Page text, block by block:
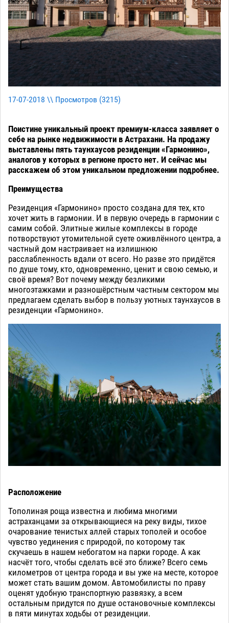
17-07-2018 \\ Просмотров (3215)
Поистине уникальный проект премиум-класса заявляет о
себе на рынке недвижимости в Астрахани. На продажу
выставлены пять таунхаусов резиденции «Гармонино»,
аналогов у которых в регионе просто нет. И сейчас мы
расскажем об этом уникальном предложении подробнее.
Преимущества
Резиденция «Гармонино» просто создана для тех, кто
хочет жить в гармонии. И в первую очередь в гармонии с
самим собой. Элитные жилые комплексы в городе
потворствуют утомительной суете оживлённого центра, а
частный дом настраивает на излишнюю
расслабленность вдали от всего. Но разве это придётся
по душе тому, кто, одновременно, ценит и свою семью, и
своё время? Вот почему между безликими
многоэтажками и разношёрстным частным сектором мы
предлагаем сделать выбор в пользу уютных таунхаусов в
резиденции «Гармонино».
Расположение
Тополиная роща известна и любима многими
астраханцами за открывающиеся на реку виды, тихое
очарование тенистых аллей старых тополей и особое
чувство уединения с природой, по которому так
скучаешь в нашем небогатом на парки городе. А как
насчёт того, чтобы сделать всё это ближе? Всего семь
километров от центра города и вы уже на месте, которое
может стать вашим домом. Автомобилисты по праву
оценят удобную транспортную развязку, а всем
остальным придутся по душе остановочные комплексы
в пяти минутах ходьбы от резиденции.